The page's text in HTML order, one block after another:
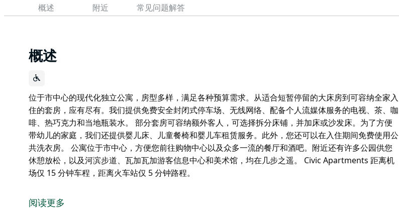
概述 附近 常见问题解答
概述
位于市中心的现代化独立公寓，房型多样，满足各种预算需求。从适合短暂停留的大床房到可容纳全家入
住的套房，应有尽有。我们提供免费安全封闭式停车场、无线网络、配备个人流媒体服务的电视、茶、咖
啡、热巧克力和当地瓶装水。 部分套房可容纳额外客人，可选择拆分床铺，并加床或沙发床。为了方便
带幼儿的家庭，我们还提供婴儿床、儿童餐椅和婴儿车租赁服务。此外，您还可以在入住期间免费使用公
共洗衣房。 公寓位于市中心，方便您前往购物中心以及众多一流的餐厅和酒吧。附近还有许多公园供您
休憩放松，以及河滨步道、瓦加瓦加游客信息中心和美术馆，均在几步之遥。 Civic Apartments 距离机
场仅 15 分钟车程，距离火车站仅 5 分钟路程。
住的套房，应有尽有。我们提供免费安全封闭式停车场、无线网络、配备个人流媒体服务的电视、茶、咖
啡、热巧克力和当地瓶装水。
阅读更多